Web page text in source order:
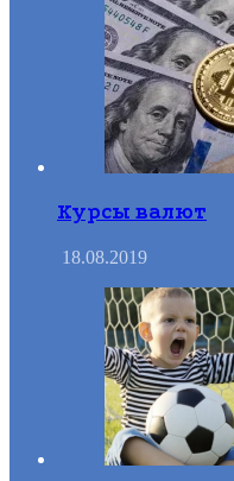
Курсы валют
18.08.2019